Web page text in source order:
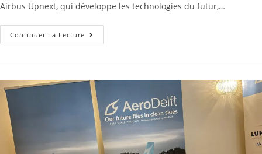
Airbus Upnext, qui développe les technologies du futur,…
Continuer La Lecture